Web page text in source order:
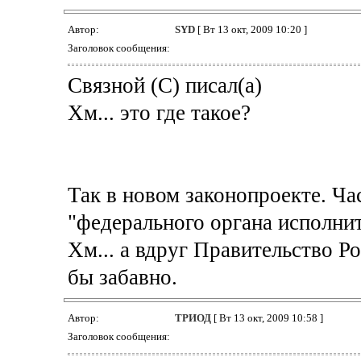
Автор: SYD[ Вт 13 окт, 2009 10:20 ]
Заголовок сообщения:
Связной (С) писал(а)
Хм... это где такое?
Так в новом законопроекте.
"федерального органа
Хм... а вдруг Правительство
бы забавно.
Автор: ТРИОД[ Вт 13 окт, 2009 10:58 ]
Заголовок сообщения: